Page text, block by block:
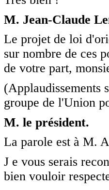
M. Jean-Claude
Le projet de loi
sur nombre de ces
de votre part,
(Applaudissements
groupe de l'Union
M. le président.
La parole est à M.
J e vous serais
bien vouloir